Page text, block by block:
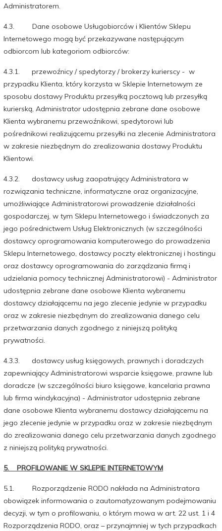
Administratorem.
4.3. Dane osobowe Usługobiorców i Klientów Sklepu
Internetowego mogą być przekazywane następującym
odbiorcom lub kategoriom odbiorców:
4.3.1. przewoźnicy / spedytorzy / brokerzy kurierscy - w
przypadku Klienta, który korzysta w Sklepie Internetowym ze
sposobu dostawy Produktu przesyłką pocztową lub przesyłką
kurierską, Administrator udostępnia zebrane dane osobowe
Klienta wybranemu przewoźnikowi, spedytorowi lub
pośrednikowi realizującemu przesyłki na zlecenie Administratora
w zakresie niezbędnym do zrealizowania dostawy Produktu
Klientowi.
4.3.2. dostawcy usług zaopatrujący Administratora w
rozwiązania techniczne, informatyczne oraz organizacyjne,
umożliwiające Administratorowi prowadzenie działalności
gospodarczej, w tym Sklepu Internetowego i świadczonych za
jego pośrednictwem Usług Elektronicznych (w szczególności
dostawcy oprogramowania komputerowego do prowadzenia
Sklepu Internetowego, dostawcy poczty elektronicznej i hostingu
oraz dostawcy oprogramowania do zarządzania firmą i
udzielania pomocy technicznej Administratorowi) - Administrator
udostępnia zebrane dane osobowe Klienta wybranemu
dostawcy działającemu na jego zlecenie jedynie w przypadku
oraz w zakresie niezbędnym do zrealizowania danego celu
przetwarzania danych zgodnego z niniejszą polityką
prywatności.
4.3.3. dostawcy usług księgowych, prawnych i doradczych
zapewniający Administratorowi wsparcie księgowe, prawne lub
doradcze (w szczególności biuro księgowe, kancelaria prawna
lub firma windykacyjna) - Administrator udostępnia zebrane
dane osobowe Klienta wybranemu dostawcy działającemu na
jego zlecenie jedynie w przypadku oraz w zakresie niezbędnym
do zrealizowania danego celu przetwarzania danych zgodnego
z niniejszą polityką prywatności.
5. PROFILOWANIE W SKLEPIE INTERNETOWYM
5.1. Rozporządzenie RODO nakłada na Administratora
obowiązek informowania o zautomatyzowanym podejmowaniu
decyzji, w tym o profilowaniu, o którym mowa w art. 22 ust. 1 i 4
Rozporządzenia RODO, oraz – przynajmniej w tych przypadkach